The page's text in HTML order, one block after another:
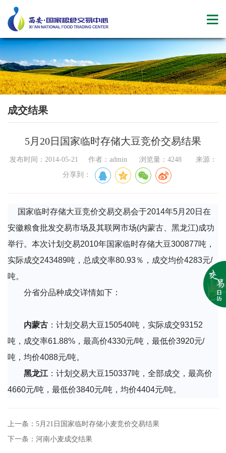
成交结果
5月20日国家临时存储大豆竞价交易结果
发布时间：2014-05-21 作者：admin 浏览量：4248 来源：
分享到：
国家临时存储大豆竞价交易交易会于2014年5月20日在
安徽粮食批发交易市场及其联网市场(内蒙古、黑龙江)成功
举行。本次计划交易2010年国家临时存储大豆300877吨，
实际成交243489吨，总成交率80.93％，成交均价4283元/
吨。
分省分品种成交详情如下：
内蒙古 ：计划交易大豆150540吨，实际成交93152
吨，成交率61.88%，最高价4330元/吨，最低价3920元/
吨，均价4088元/吨。
黑龙江 ：计划交易大豆150337吨，全部成交，最高价
4660元/吨，最低价3840元/吨，均价4404元/吨。
上一条：5月21日国家临时存储小麦竞价交易结果
下一条：河南小麦成交结果